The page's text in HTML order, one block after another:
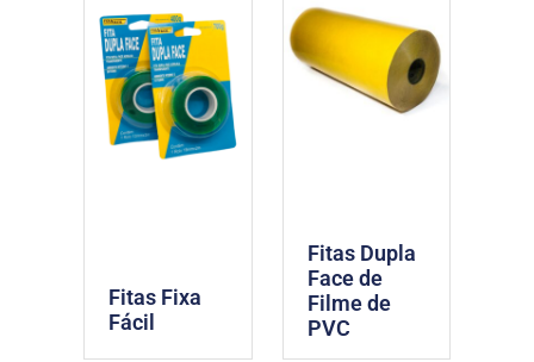
Fitas Fixa
Fácil
Fitas Dupla
Face de
Filme de
PVC